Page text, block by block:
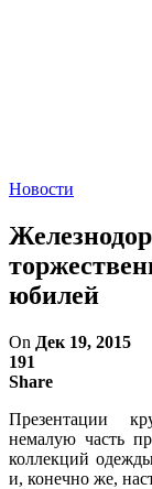
Новости
юбилей
On Дек 19, 2015
191
Share
Презентации
немалую часть
коллекций
и, конечно же,